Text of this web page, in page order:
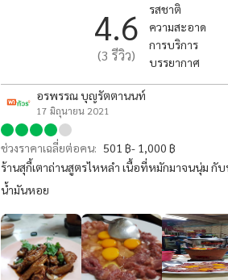
4.6
(3 รีวิว)
รสชาติ
ความสะอาด
การบริการ
บรรยากาศ
อรพรรณ บุญรัตตานนท์
17 มิถุนายน 2021
ช่วงราคาเฉลี่ยต่อคน: 501 ฿- 1,000 ฿
ร้านสุกี้เตาถ่านสูตรไหหลำ เนื้อที่หมักมาจนนุ่ม กั
น้ำมันหอย